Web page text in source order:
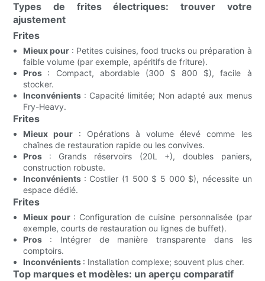
Types de frites électriques: trouver votre
ajustement
Frites
Mieux pour : Petites cuisines, food trucks ou préparation à
faible volume (par exemple, apéritifs de friture).
Pros : Compact, abordable (300 $ 800 $), facile à
stocker.
Inconvénients : Capacité limitée; Non adapté aux menus
Fry-Heavy.
Frites
Mieux pour : Opérations à volume élevé comme les
chaînes de restauration rapide ou les convives.
Pros : Grands réservoirs (20L +), doubles paniers,
construction robuste.
Inconvénients : Costlier (1 500 $ 5 000 $), nécessite un
espace dédié.
Frites
Mieux pour : Configuration de cuisine personnalisée (par
exemple, courts de restauration ou lignes de buffet).
Pros : Intégrer de manière transparente dans les
comptoirs.
Inconvénients : Installation complexe; souvent plus cher.
Top marques et modèles: un aperçu comparatif